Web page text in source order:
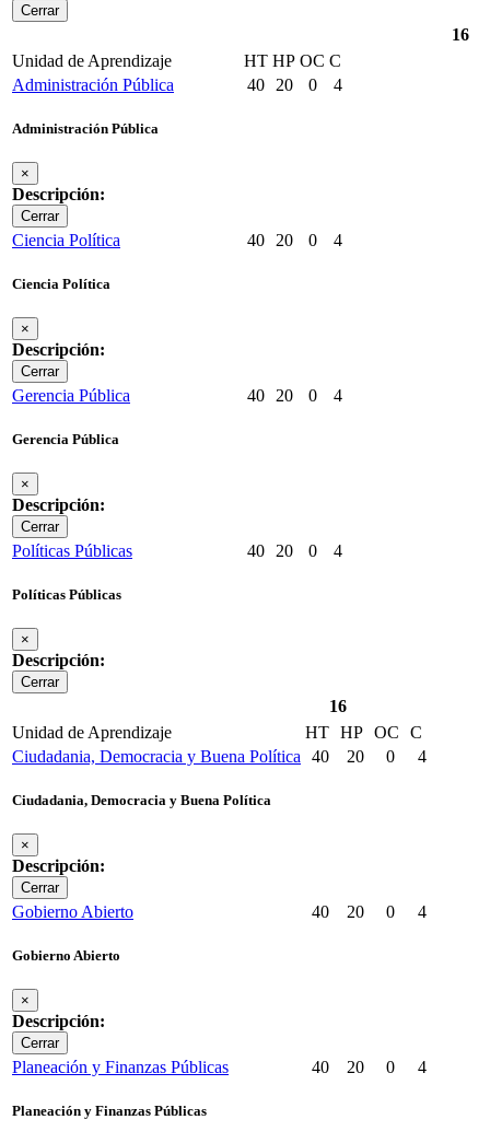
Cerrar
16
Unidad de Aprendizaje
HT HP OC C
Administración Pública
Administración Pública
×
Descripción:
Cerrar
40 20 0 4
Ciencia Política
Ciencia Política
×
Descripción:
Cerrar
40 20 0 4
Gerencia Pública
Gerencia Pública
×
Descripción:
Cerrar
40 20 0 4
Políticas Públicas
Políticas Públicas
×
Descripción:
Cerrar
40 20 0 4
16
Unidad de Aprendizaje
HT HP OC
C
Ciudadania, Democracia y Buena Política
Ciudadania, Democracia y Buena Política
×
Descripción:
Cerrar
40 20 0 4
Gobierno Abierto
Gobierno Abierto
×
Descripción:
Cerrar
40 20 0 4
Planeación y Finanzas Públicas
Planeación y Finanzas Públicas
40 20 0 4